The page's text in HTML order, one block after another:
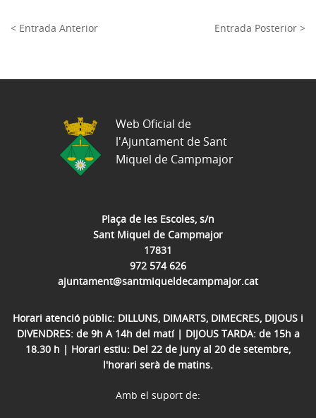
< Entrada Anterior Entrada Posterior >
Plaça de les Escoles, s/n
Sant Miquel de Campmajor
17831
972 574 626
ajuntament@santmiqueldecampmajor.cat
Horari atenció públic: DILLUNS, DIMARTS, DIMECRES, DIJOUS i
DIVENDRES: de 9h A 14h del matí | DIJOUS TARDA: de 15h a
18.30 h | Horari estiu: Del 22 de juny al 20 de setembre,
l'horari serà de matins.
Web Oficial de
l'Ajuntament de Sant
Miquel de Campmajor
Amb el suport de: